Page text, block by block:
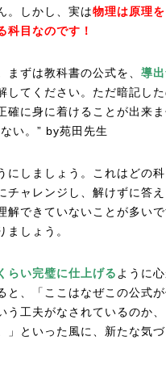
。しかし、実は物理は原理
科目なのです！
ずは教科書の公式を、 導
してください。ただ暗記した
確に身に着けることが出来
い。” by苑田先生
にしましょう。これはどの
チャレンジし、解けずに答
解できていないことが多い
しょう。
らい完璧に仕上げる ように
と、「ここはなぜこの公式
う工夫がなされているのか
」といった風に、新たな気